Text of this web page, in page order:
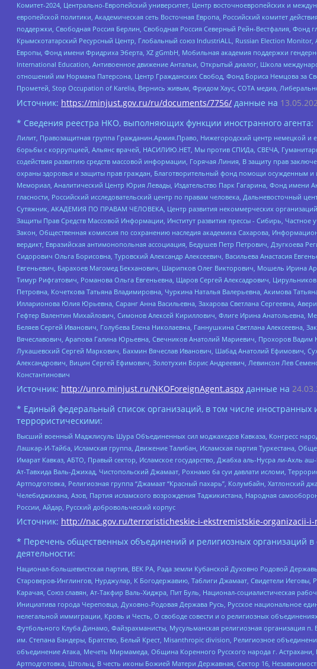
Комитет-2024, Центрально-Европейский университет, Центр восточноевропейских и
европейской политики, Академическая сеть Восточная Европа, Российский комитет
поддержки, Свободная Россия Берлин, Свободная Россия Северный Рейн-Вестфалия,
Крымскотатарский Ресурсный Центр, Глобальный союз IndustriALL, Russian Election
Европы, Фонд имени Фридриха Эберта, XZ gGmbH, Мобильная академия поддержки
International Education, Антивоенное движение Антальи, Открытый диалог, Школа
отношений им Нормана Патерсона, Центр Гражданских Свобод, Фонд Бориса Немцова за
Прометей, Stop Occupation of Karelia, Вернись живым, Фридом Хаус, СОТА медиа,
Источник: https://minjust.gov.ru/ru/documents/7756/ данные на
* Сведения реестра НКО, выполняющих функции иностранного агента:
Лилит, Правозащитная группа Гражданин.Армия.Право, Нижегородский центр немецкой
борьбы с коррупцией, Альянс врачей, НАСИЛИЮ.НЕТ, Мы против СПИДа, СВЕЧА,
содействия развитию средств массовой информации, Горячая Линия, В защиту прав
охраны здоровья и защиты прав граждан, Благотворительный фонд помощи осужденным и
Мемориал, Аналитический Центр Юрия Левады, Издательство Парк Гагарина, Фонд
гласности, Российский исследовательский центр по правам человека, Дальневосточный
Сутяжник, АКАДЕМИЯ ПО ПРАВАМ ЧЕЛОВЕКА, Центр развития некоммерческих
Защиты Прав Средств Массовой Информации, Институт развития прессы - Сибирь,
Закон, Общественная комиссия по сохранению наследия академика Сахарова,
вердикт, Евразийская антимонопольная ассоциация, Бедушев Петр Петрович,
Сидорович Ольга Борисовна, Туровский Александр Алексеевич, Васильева Анастасия
Евгеньевич, Барахоев Магомед Бекханович, Шарипков Олег Викторович, Мошель Ирина
Тимур Рифгатович, Романова Ольга Евгеньевна, Щаров Сергей Алексадрович,
Петровна, Кочеткова Татьяна Владимировна, Чуркина Наталья Валерьевна, Акимова
Илларионова Юлия Юрьевна, Саранг Анна Васильевна, Захарова Светлана Сергеевна,
Гефтер Валентин Михайлович, Симонов Алексей Кириллович, Флиге Ирина Анатольевна,
Беляев Сергей Иванович, Голубева Елена Николаевна, Ганнушкина Светлана
Вячеславович, Арапова Галина Юрьевна, Свечников Анатолий Мариевич, Прохоров
Лукашевский Сергей Маркович, Бахмин Вячеслав Иванович, Шабад Анатолий Ефимович,
Александрович, Вицин Сергей Ефимович, Золотухин Борис Андреевич, Левинсон Лев
Константинович
Источник: http://unro.minjust.ru/NKOForeignAgent.aspx данные на
* Единый федеральный список организаций, в том числе иностранных
террористическими:
Высший военный Маджлисуль Шура Объединенных сил моджахедов Кавказа, Конгресс
Лашкар-И-Тайба, Исламская группа, Движение Талибан, Исламская партия Туркестана,
Имарат Кавказ, АБТО, Правый сектор, Исламское государство, Джабха аль-Нусра ли-
Ат-Тавхида Валь-Джихад, Чистопольский Джамаат, Рохнамо ба суи давлати исломи,
Артподготовка, Религиозная группа “Джамаат “Красный пахарь”, Колумбайн,
Челебиджихана, Азов, Партия исламского возрождения Таджикистана, Народная
России, Айдар, Русский добровольческий корпус
Источник: http://nac.gov.ru/terroristicheskie-i-ekstremistskie-organizacii-
* Перечень общественных объединений и религиозных организаций
деятельности:
Национал-большевистская партия, ВЕК РА, Рада земли Кубанской Духовно Родовой
Староверов-Инглингов, Нурджулар, К Богодержавию, Таблиги Джамаат, Свидетели
Карачая, Союз славян, Ат-Такфир Валь-Хиджра, Пит Буль, Национал-социалистическая
Инициатива города Череповца, Духовно-Родовая Держава Русь, Русское национальное
нелегальной иммиграции, Кровь и Честь, О свободе совести и о религиозных
Футбольного Клуба Динамо, Файзрахманисты, Мусульманская религиозная организация
им. Степана Бандеры, Братство, Белый Крест, Misanthropic division, Религиозное
объединение Атака, Мечеть Мирмамеда, Община Коренного Русского народа г.
Артподготовка, Штольц, В честь иконы Божией Матери Державная, Сектор 16,